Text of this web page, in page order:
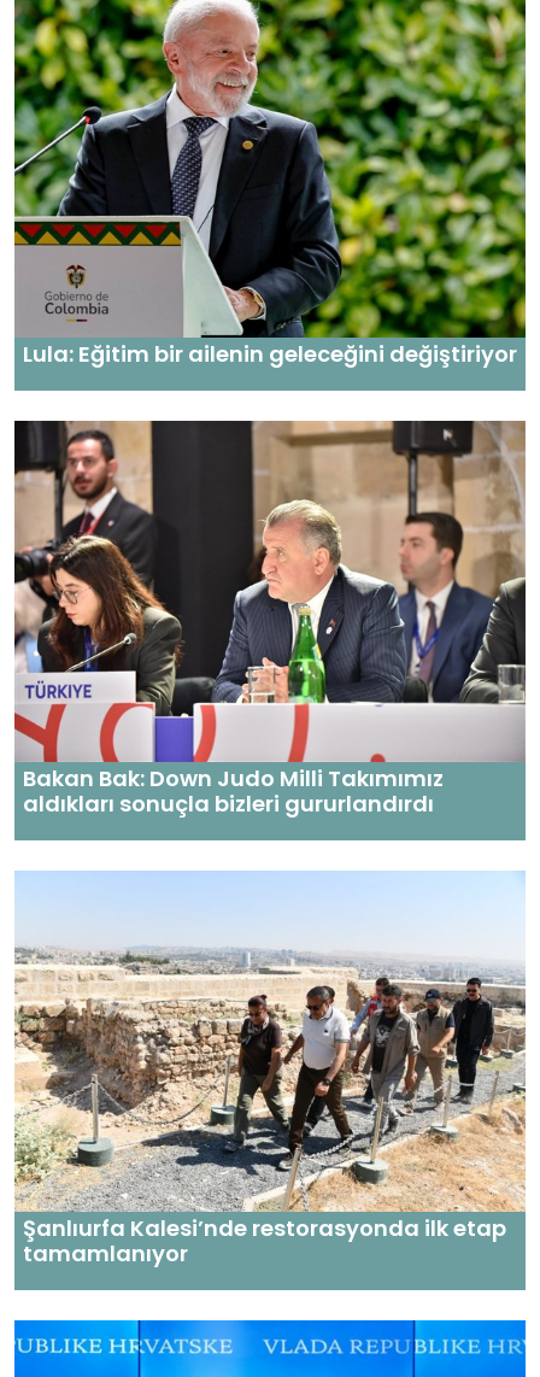
Lula: Eğitim bir ailenin geleceğini değiştiriyor
Bakan Bak: Down Judo Milli Takımımız
aldıkları sonuçla bizleri gururlandırdı
Şanlıurfa Kalesi’nde restorasyonda ilk etap
tamamlanıyor